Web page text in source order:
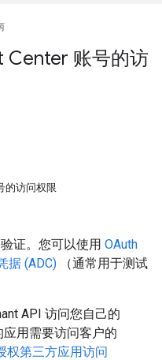
Center 账号的访
的访问权限
证。您可以使用 OAuth
据 (ADC) （通常用于测试
API 访问您自己的
应用需要访问客户的
权第三方应用访问